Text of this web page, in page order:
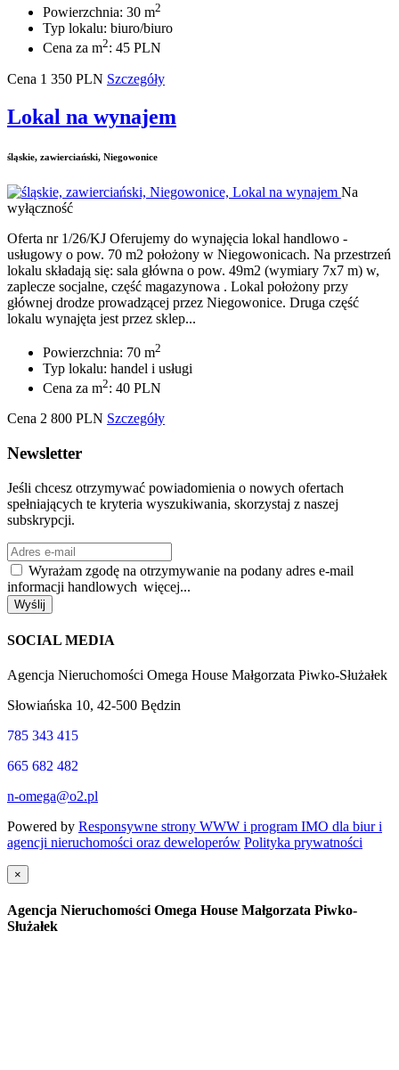
Powierzchnia: 30 m2
Typ lokalu: biuro/biuro
Cena za m2: 45 PLN
Cena 1 350 PLN Szczegóły
Lokal na wynajem
śląskie, zawierciański, Niegowonice
Na
wyłączność
Oferta nr 1/26/KJ Oferujemy do wynajęcia lokal handlowo -
usługowy o pow. 70 m2 położony w Niegowonicach. Na przestrzeń
lokalu składają się: sala główna o pow. 49m2 (wymiary 7x7 m) w,
zaplecze socjalne, część magazynowa . Lokal położony przy
głównej drodze prowadzącej przez Niegowonice. Druga część
lokalu wynajęta jest przez sklep...
Powierzchnia: 70 m2
Typ lokalu: handel i usługi
Cena za m2: 40 PLN
Cena 2 800 PLN Szczegóły
Newsletter
Jeśli chcesz otrzymywać powiadomienia o nowych ofertach
spełniających te kryteria wyszukiwania, skorzystaj z naszej
subskrypcji.
Wyrażam zgodę na otrzymywanie na podany adres e-mail
informacji handlowych więcej...
Wyślij
SOCIAL MEDIA
Agencja Nieruchomości Omega House Małgorzata Piwko-Służałek
Słowiańska 10, 42-500 Będzin
785 343 415
665 682 482
n-omega@o2.pl
Powered by Responsywne strony WWW i program IMO dla biur i
agencji nieruchomości oraz deweloperów Polityka prywatności
×
Agencja Nieruchomości Omega House Małgorzata Piwko-
Służałek